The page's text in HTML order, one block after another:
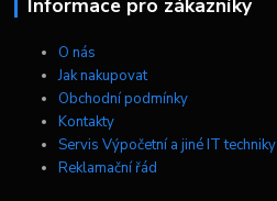
Informace pro zákazníky
O nás
Jak nakupovat
Obchodní podmínky
Kontakty
Servis Výpočetní a jiné IT techniky
Reklamační řád